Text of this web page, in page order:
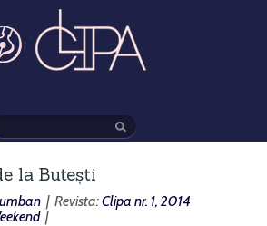
la Butești
| Revista:Clipa nr. 1, 2014
|